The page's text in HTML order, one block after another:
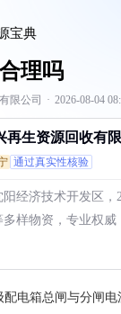
宝典
理吗
限公司 · 2026-08-04
再生资源回收有
通过真实性核验
经济技术开发区，
多样物资，专业权
配电箱总闸与分闸